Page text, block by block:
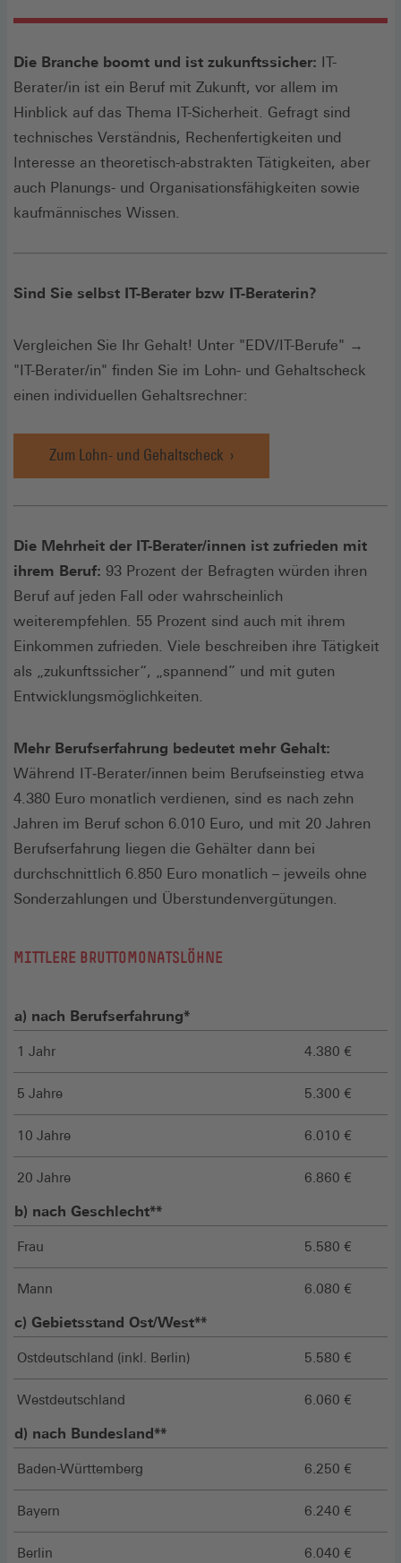
Die Branche boomt und ist zukunftssicher: IT-
Berater/in ist ein Beruf mit Zukunft, vor allem im
Hinblick auf das Thema IT-Sicherheit. Gefragt sind
technisches Verständnis, Rechenfertigkeiten und
Interesse an theoretisch-abstrakten Tätigkeiten, aber
auch Planungs- und Organisationsfähigkeiten sowie
kaufmännisches Wissen.
Sind Sie selbst IT-Berater bzw IT-Beraterin?
Vergleichen Sie Ihr Gehalt! Unter "EDV/IT-Berufe" →
"IT-Berater/in" finden Sie im Lohn- und Gehaltscheck
einen individuellen Gehaltsrechner:
Zum Lohn- und Gehaltscheck
Die Mehrheit der IT-Berater/innen ist zufrieden mit
ihrem Beruf: 93 Prozent der Befragten würden ihren
Beruf auf jeden Fall oder wahr­scheinlich
weiterempfehlen. 55 Prozent sind auch mit ihrem
Einkommen zufrieden. Viele beschreiben ihre Tätigkeit
als „zukunftssicher“, „spannend” und mit guten
Entwicklungsmöglichkeiten.
Mehr Berufserfahrung bedeutet mehr Gehalt:
Während IT‑Berater/innen beim Berufseinstieg etwa
4.380 Euro monatlich verdienen, sind es nach zehn
Jahren im Beruf schon 6.010 Euro, und mit 20 Jahren
Berufserfahrung liegen die Gehälter dann bei
durchschnittlich 6.850 Euro monatlich – jeweils ohne
Sonderzahlungen und Überstundenvergütungen.
MITTLERE BRUTTOMONATSLÖHNE
a) nach Berufserfahrung*
1 Jahr 4.380 €
5 Jahre 5.300 €
10 Jahre 6.010 €
20 Jahre 6.860 €
b) nach Geschlecht**
Frau 5.580 €
Mann 6.080 €
c) Gebietsstand Ost/West**
Ostdeutschland (inkl. Berlin) 5.580 €
Westdeutschland 6.060 €
d) nach Bundesland**
Baden-Württemberg 6.250 €
Bayern 6.240 €
Berlin 6.040 €